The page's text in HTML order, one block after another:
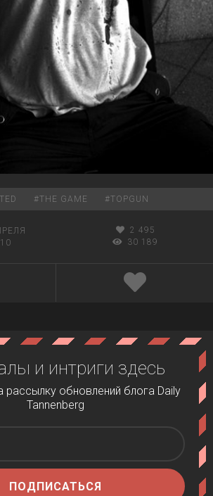
#THE GAME #TOPGUN
2 495
30 189
и интриги здесь
рассылку обновлений блога Daily
Tannenberg
ПОДПИСАТЬСЯ